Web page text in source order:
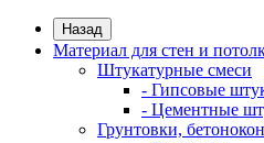
Назад
Материал для стен и
Штукатурные смеси
- Гипсовые
- Цементные
Грунтовки,